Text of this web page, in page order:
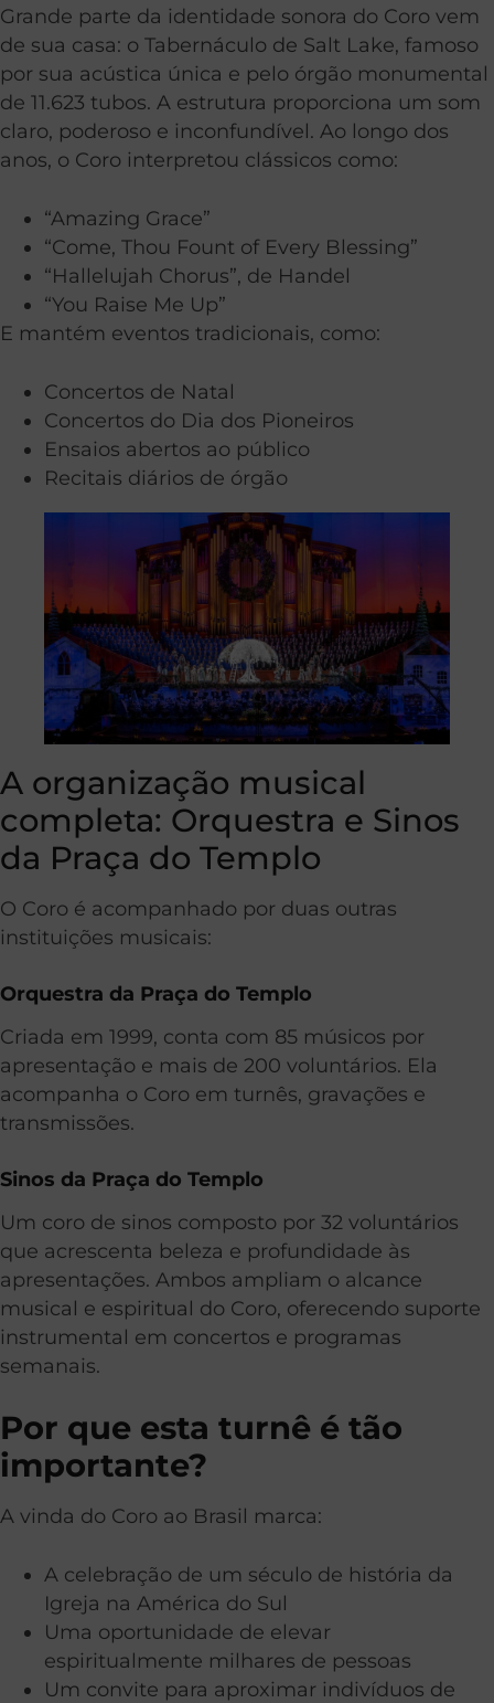
Grande parte da identidade sonora do Coro vem
de sua casa: o Tabernáculo de Salt Lake, famoso
por sua acústica única e pelo órgão monumental
de 11.623 tubos. A estrutura proporciona um som
claro, poderoso e inconfundível. Ao longo dos
anos, o Coro interpretou clássicos como:
“Amazing Grace”
“Come, Thou Fount of Every Blessing”
“Hallelujah Chorus”, de Handel
“You Raise Me Up”
E mantém eventos tradicionais, como:
Concertos de Natal
Concertos do Dia dos Pioneiros
Ensaios abertos ao público
Recitais diários de órgão
A organização musical
completa: Orquestra e Sinos
da Praça do Templo
O Coro é acompanhado por duas outras
instituições musicais:
Orquestra da Praça do Templo
Criada em 1999, conta com 85 músicos por
apresentação e mais de 200 voluntários. Ela
acompanha o Coro em turnês, gravações e
transmissões.
Sinos da Praça do Templo
Um coro de sinos composto por 32 voluntários
que acrescenta beleza e profundidade às
apresentações. Ambos ampliam o alcance
musical e espiritual do Coro, oferecendo suporte
instrumental em concertos e programas
semanais.
Por que esta turnê é tão
importante?
A vinda do Coro ao Brasil marca:
A celebração de um século de história da
Igreja na América do Sul
Uma oportunidade de elevar
espiritualmente milhares de pessoas
Um convite para aproximar indivíduos de